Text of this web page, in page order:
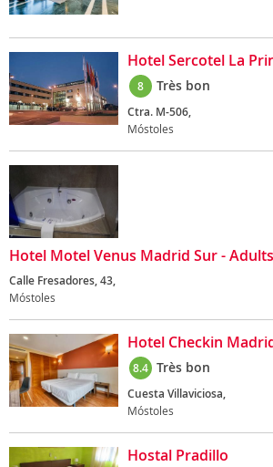
Hotel Sercotel La
8 Très bon
Ctra. M-506,
Móstoles
Hotel Motel Venus Madrid Sur -
Calle Fresadores, 43,
Móstoles
Hotel Checkin
8.4 Très bon
Cuesta Villaviciosa,
Móstoles
Hostal Pradillo